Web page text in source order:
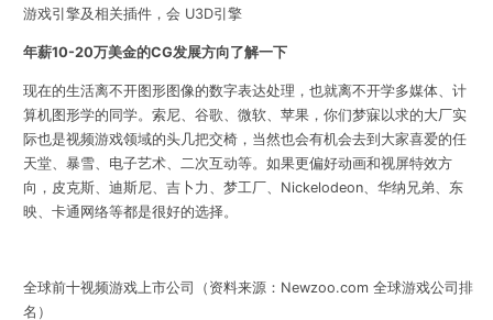
游戏引擎及相关插件，会 U3D引擎
年薪10-20万美金的CG发展方向了解一下
现在的生活离不开图形图像的数字表达处理，也就离不开学多媒体、计
算机图形学的同学。索尼、谷歌、微软、苹果，你们梦寐以求的大厂实
际也是视频游戏领域的头几把交椅，当然也会有机会去到大家喜爱的任
天堂、暴雪、电子艺术、二次互动等。 如果更偏好动画和视屏特效方
向，皮克斯、迪斯尼、吉卜力、梦工厂、Nickelodeon、华纳兄弟、东
映、卡通网络等都是很好的选择。
全球前十视频游戏上市公司（资料来源：Newzoo.com 全球游戏公司排
名）